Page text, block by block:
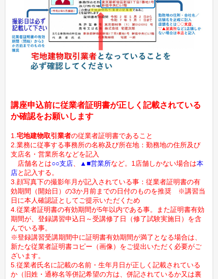
講座申込前に従業者証明書が正しく記載されている
か確認をお願いします
1.宅地建物取引業者の従業者証明書であること
2.業務に従事する事務所の名称及び所在地：勤務地の住所及び
支店名・営業所名などを記入
店舗名とは○○支店、 ▲■営業所など。1店舗しかない場合は本
店と記入する。
3.顔写真下の撮影年月が記入されている事：従業者証明書の有
効期間（開始日）の3か月前までの日付のものを推奨 ※講習当
日に本人確認証としてご提示いただくため
4.従業者証明書の有効期間が5年以内である事。また証明書有効
期間が、登録講習申込日～受講修了日（修了試験実施日）を含
んでいる事。
※登録講習受講期間中に証明書有効期間が満了となる場合は、
新たな従業者証明書コピー（画像）をご提出いただく必要がご
ざいます。
5.従業者氏名に記載の名前・生年月日が正しく記載されている
か（旧姓・通称名等併記希望の方は、併記されているか又は裏